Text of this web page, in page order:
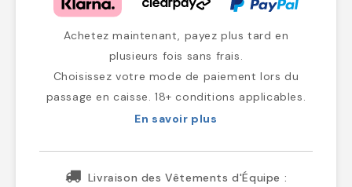
Achetez maintenant, payez plus tard en
plusieurs fois sans frais.
Choisissez votre mode de paiement lors du
passage en caisse. 18+ conditions applicables.
En savoir plus
Livraison des Vêtements d'Équipe :